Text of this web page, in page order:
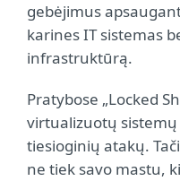
gebėjimus
karines IT sistemas
infrastruktūrą.
Pratybose „Locked
virtualizuotų
tiesioginių atakų.
ne tiek savo mastu,